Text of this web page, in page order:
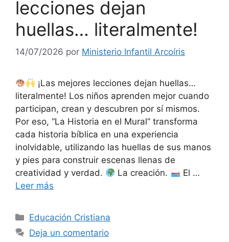
lecciones dejan
huellas… literalmente!
14/07/2026 por Ministerio Infantil Arcoíris
¡Las mejores lecciones dejan huellas…
literalmente! Los niños aprenden mejor cuando
participan, crean y descubren por sí mismos.
Por eso, “La Historia en el Mural” transforma
cada historia bíblica en una experiencia
inolvidable, utilizando las huellas de sus manos
y pies para construir escenas llenas de
creatividad y verdad.
La creación.
El …
Leer más
Educación Cristiana
Deja un comentario